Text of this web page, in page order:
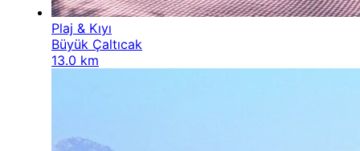
Plaj & Kıyı
Büyük Çaltıcak
13.0 km